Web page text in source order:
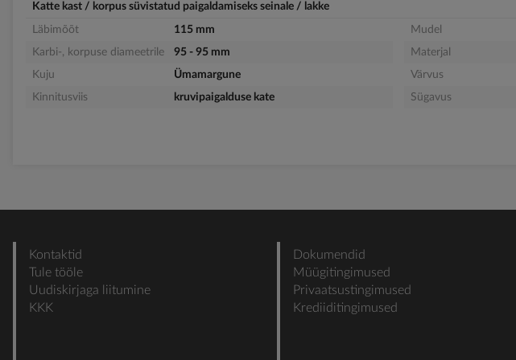
Katte kast / korpus süvistatud paigaldamiseks seinale / lakke
Läbimõõt
115 mm
Karbi-, korpuse diameetrile
95 - 95 mm
Kuju
Ümamargune
Kinnitusviis
kruvipaigalduse kate
Mudel
Materjal
Värvus
Sügavus
Kontaktid
Tule tööle
Uudiskirjaga liitumine
KKK
Dokumendid
Müügitingimused
Privaatsustingimused
Krediiditingimused